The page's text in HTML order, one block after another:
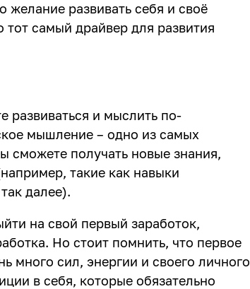
желание развивать себя и своё
самый драйвер для развития
развиваться и мыслить по-
мышление – одно из самых
сможете получать новые знания,
такие как навыки
далее).
на свой первый заработок,
Но стоит помнить, что первое
много сил, энергии и своего личного
в себя, которые обязательно